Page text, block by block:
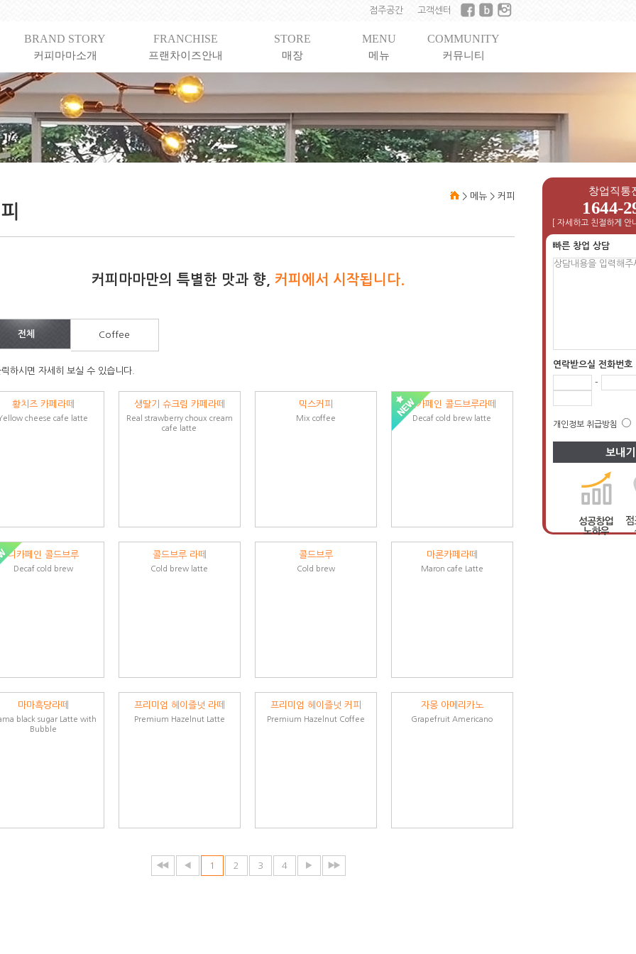
점주공간 고객센터
BRAND STORY
커피마마소개
FRANCHISE
프랜차이즈안내
STORE
매장
MENU
메뉴
COMMUNITY
커뮤니티
창업직통
1644-
[ 자세하고 친절하게
빠른 창업 상담
연락받으실 전화번호
-
개인정보 취급방침
> 메뉴> 커피
커피마마만의 특별한 맛과 향, 커피에서 시작됩니다.
전체 Coffee
하시면 자세히 보실 수 있습니다.
황치즈 카페라떼
cheese cafe latte
생딸기 슈크림 카페라떼
Real strawberry choux cream
cafe latte
믹스커피
Mix coffee
디카페인 콜드브루라떼
Decaf cold brew latte
디카페인 콜드브루
Decaf cold brew
콜드브루 라떼
Cold brew latte
콜드브루
Cold brew
마론카페라떼
Maron cafe Latte
마마흑당라떼
black sugar Latte with
Bubble
프리미엄 헤이즐넛 라떼
Premium Hazelnut Latte
프리미엄 헤이즐넛 커피
Premium Hazelnut Coffee
자몽 아메리카노
Grapefruit Americano
1 2 3 4